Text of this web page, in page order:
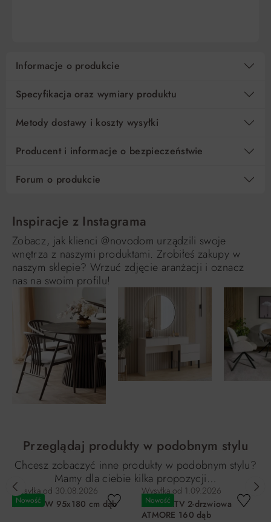
Informacje o produkcie
Specyfikacja oraz wymiary produktu
Metody dostawy i koszty wysyłki
Producent i informacje o bezpieczeństwie
Forum o produkcie
Inspiracje z Instagrama
Zobacz, jak klienci @novodom urządzili swoje
wnętrza z naszymi produktami. Zrobiłeś zakupy w
naszym sklepie? Wrzuć zdjęcie aranżacji i oznacz
nas na swoim profilu!
Przeglądaj produkty w podobnym stylu
Chcesz zobaczyć inne produkty w podobnym stylu?
Mamy dla ciebie kilka propozycji…
Nowość
Wysyłka od 30.08.2026
Stół FLOW 95x180 cm dąb
Nowość
Wysyłka od 1.09.2026
Szafka RTV 2-drzwiowa
ATMORE 160 dąb